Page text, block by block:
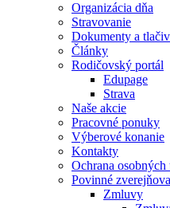
Organizácia dňa
Stravovanie
Dokumenty a
Články
Rodičovský portál
Edupage
Strava
Naše akcie
Pracovné ponuky
Výberové konanie
Kontakty
Ochrana osobných
Povinné
Zmluvy